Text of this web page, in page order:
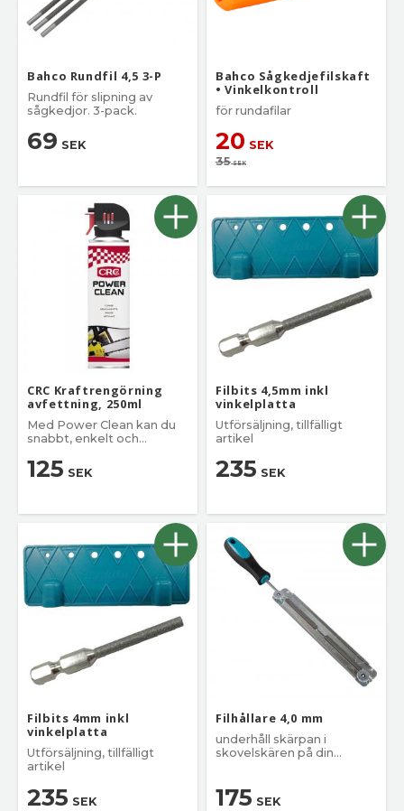
Bahco Rundfil 4,5 3-P
Rundfil för slipning av
sågkedjor. 3-pack.
69 SEK
Bahco Sågkedjefilskaft
• Vinkelkontroll
för rundafilar
20 SEK
35SEK
CRC Kraftrengörning
avfettning, 250ml
Med Power Clean kan du
snabbt, enkelt och
avfetta dina maskiner och
verktyg.
125 SEK
Filbits 4,5mm inkl
vinkelplatta
Utförsäljning, tillfälligt
artikel
235 SEK
Filbits 4mm inkl
vinkelplatta
Utförsäljning, tillfälligt
artikel
235 SEK
Filhållare 4,0 mm
underhåll skärpan i
skovelskären på din
175 SEK